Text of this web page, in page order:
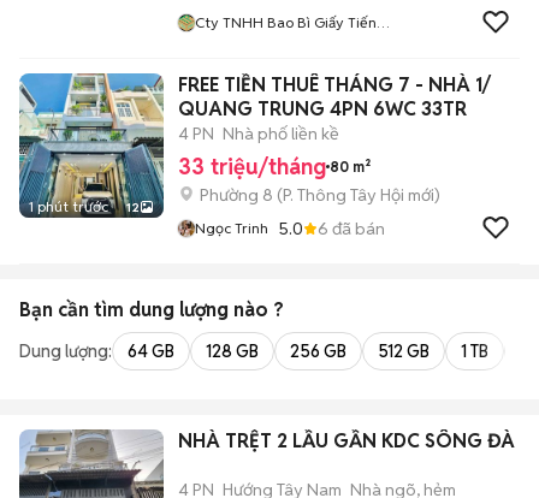
Cty TNHH Bao Bì Giấy Tiến
1 phút trước 12
FREE TIỀN THUÊ THÁNG 7 - NHÀ 1/
QUANG TRUNG 4PN 6WC 33TR
4 PN Nhà phố liền kề
33 triệu/tháng 80 m²
Phường 8 (P. Thông Tây Hội mới)
Ngọc Trinh 5.0 6 đã bán
Bạn cần tìm dung lượng nào ?
Dung lượng: 64 GB 128 GB 256 GB 512 GB 1 TB
NHÀ TRỆT 2 LẦU GẦN KDC SÔNG ĐÀ
4 PN Hướng Tây Nam Nhà ngõ, hẻm